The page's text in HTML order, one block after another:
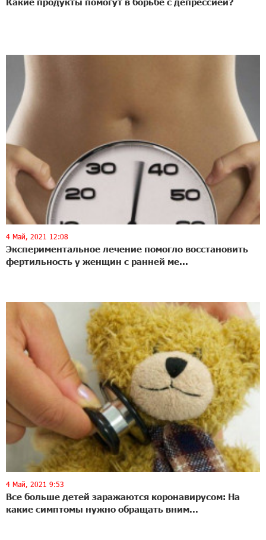
4 Май, 2021 12:08
Экспериментальное лечение помогло восстановить
фертильность у женщин с ранней ме...
4 Май, 2021 9:53
Все больше детей заражаются коронавирусом: На
какие симптомы нужно обращать вним...